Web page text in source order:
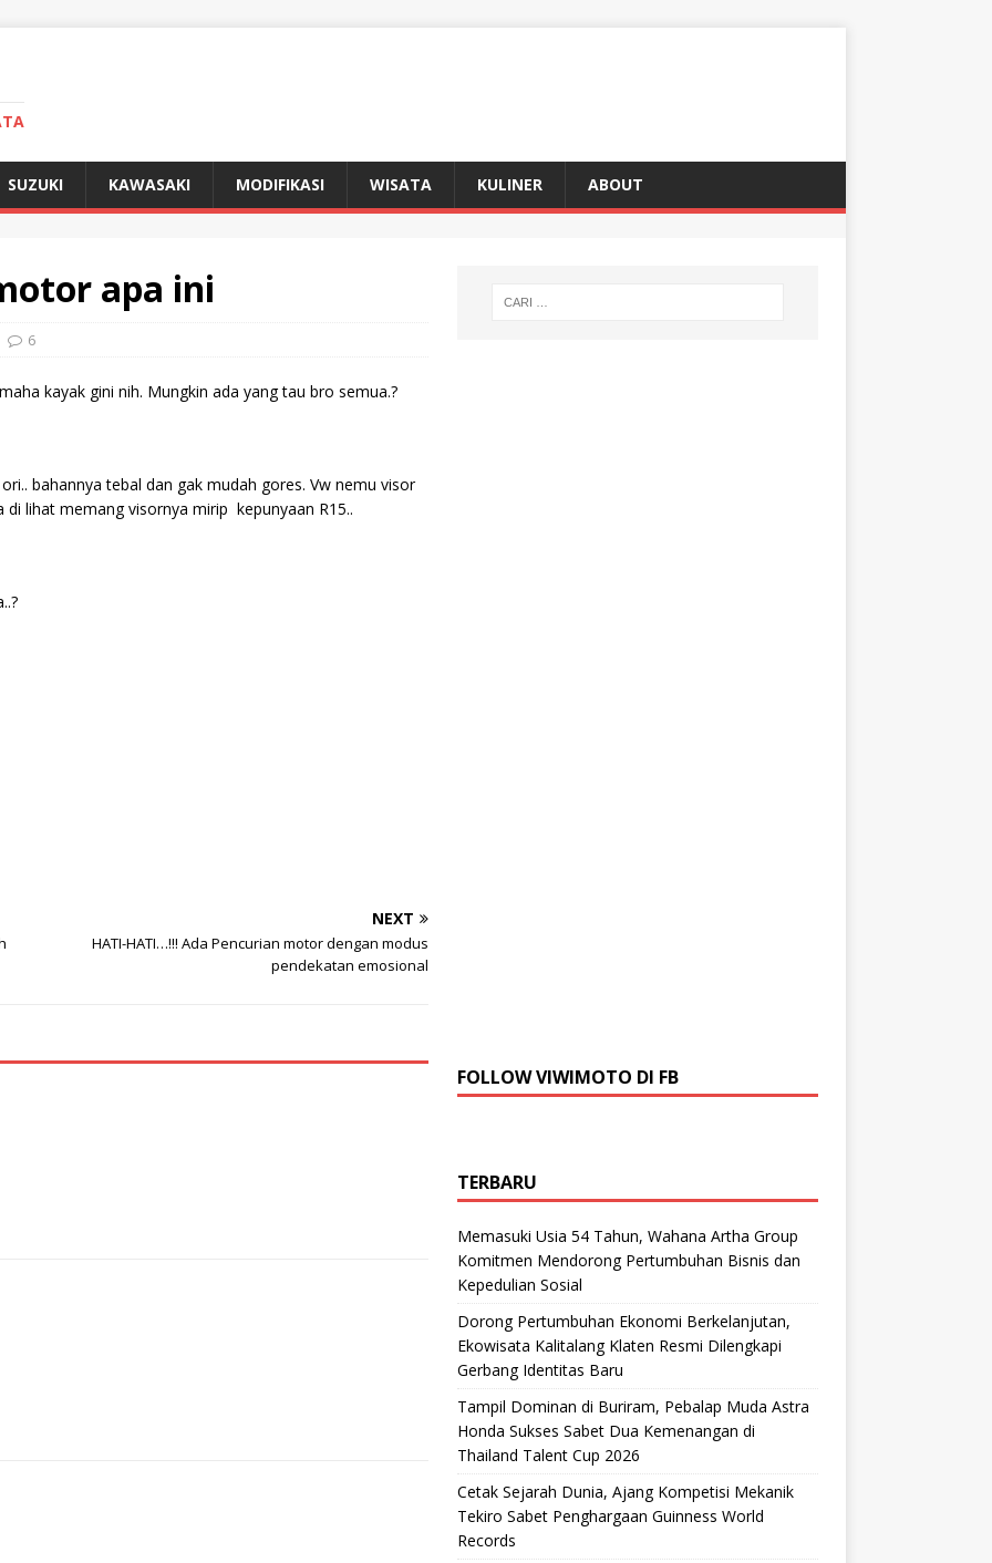
SUZUKI KAWASAKI MODIFIKASI WISATA KULINER ABOUT
apa ini
6
kayak gini nih. Mungkin ada yang tau bro semua.?
bahannya tebal dan gak mudah gores. Vw nemu visor
lihat memang visornya mirip kepunyaan R15..
NEXT
HATI-HATI…!!! Ada Pencurian motor dengan modus
pendekatan emosional
FOLLOW VIWIMOTO DI FB
TERBARU
Memasuki Usia 54 Tahun, Wahana Artha Group
Komitmen Mendorong Pertumbuhan Bisnis dan
Kepedulian Sosial
Dorong Pertumbuhan Ekonomi Berkelanjutan,
Ekowisata Kalitalang Klaten Resmi Dilengkapi
Gerbang Identitas Baru
Tampil Dominan di Buriram, Pebalap Muda Astra
Honda Sukses Sabet Dua Kemenangan di
Thailand Talent Cup 2026
Cetak Sejarah Dunia, Ajang Kompetisi Mekanik
Tekiro Sabet Penghargaan Guinness World
Records